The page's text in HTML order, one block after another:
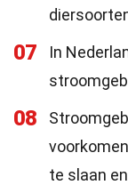
07
In
08
te slaan